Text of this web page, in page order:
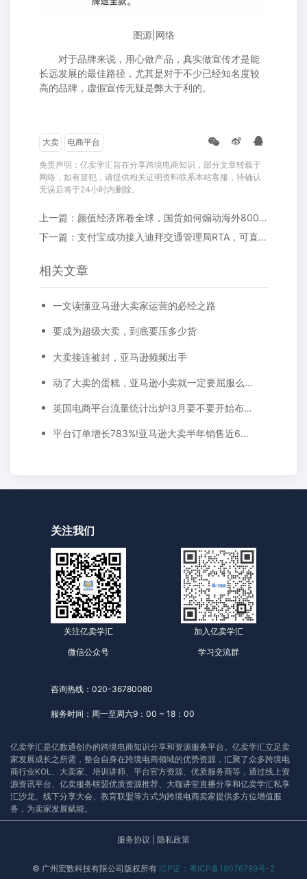
图源|网络
对于品牌来说，用心做产品，真实做宣传才是能
长远发展的最佳路径，尤其是对于不少已经知名度较
高的品牌，虚假宣传无疑是弊大于利的。
大卖 电商平台
免责声明：亿卖学汇旨在分享跨境电商知识，部分文章转载于
网络，如有冒犯，请提供相关证明资料联系本站客服，待确认
无误后将于24小时内删除。
上一篇：颜值经济席卷全球，国货如何煽动海外8000亿市场?
下一篇：支付宝成功接入迪拜交通管理局RTA，可直接支付出租车费用
相关文章
一文读懂亚马逊大卖家运营的必经之路
要成为超级大卖，到底要压多少货
大卖接连被封，亚马逊频频出手
动了大卖的蛋糕，亚马逊小卖就一定要屈服么?频频被恶搞，心累。。。
英国电商平台流量统计出炉!3月要不要开始布局?
平台订单增长783%!亚马逊大卖半年销售近6000万美金!这个产品线工厂三班倒都生产不过来
关注我们
关注亿卖学汇
微信公众号
加入亿卖学汇
学习交流群
咨询热线：020-36780080
服务时间：周一至周六9：00 ~ 18：00
亿卖学汇是亿数通创办的跨境电商知识分享和资源服务平台。亿卖学汇立足卖
家发展成长之所需，整合自身在跨境电商领域的优势资源，汇聚了众多跨境电
商行业KOL、大卖家、培训讲师、平台官方资源、优质服务商等，通过线上资
源资讯平台、亿卖服务联盟优质资源推荐、大咖讲堂直播分享和亿卖学汇私享
汇沙龙、线下分享大会、教育联盟等方式为跨境电商卖家提供多方位增值服
务，为卖家发展赋能。
服务协议 隐私政策
© 广州宏数科技有限公司版权所有 ICP证：粤ICP备18076789号-2